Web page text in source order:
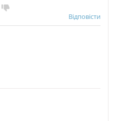
Відповісти